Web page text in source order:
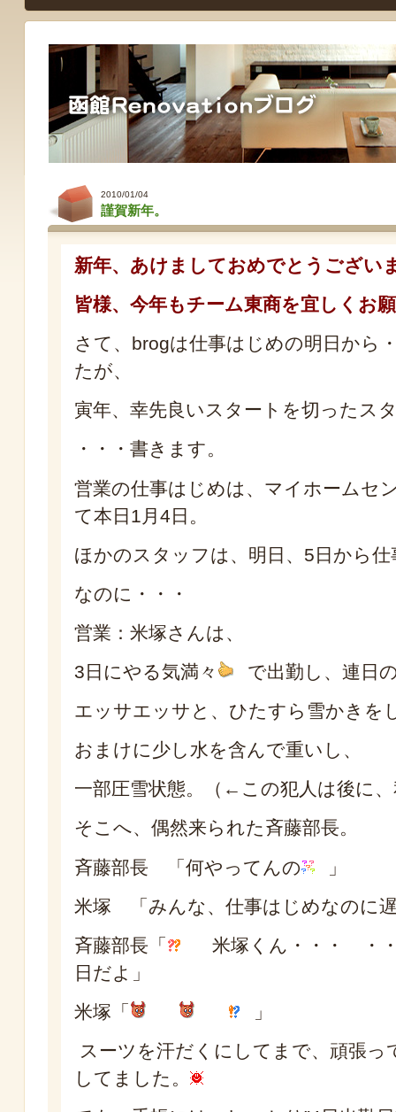
2010/01/04
謹賀新年。
新年、あけましておめでとうござい
皆様、今年もチーム東商を宜しくお
さて、brogは仕事はじめの明日から
たが、
寅年、幸先良いスタートを切ったス
・・・書きます。
営業の仕事はじめは、マイホームセ
て本日1月4日。
ほかのスタッフは、明日、5日から
なのに・・・
営業：米塚さんは、
3日にやる気満々
で出勤し、連日
エッサエッサと、ひたすら雪かきを
おまけに少し水を含んで重いし、
一部圧雪状態。（←この犯人は後に
そこへ、偶然来られた斉藤部長。
斉藤部長 「何やってんの
」
米塚 「みんな、仕事はじめなのに
斉藤部長「
米塚くん・・・ ・
日だよ」
米塚「
」
スーツを汗だくにしてまで、頑張っ
してました。